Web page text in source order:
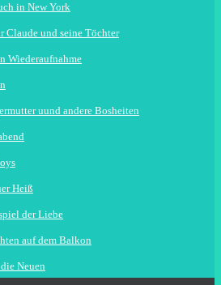
in New York
Claude und seine Töchter
Wiederaufnahme
uund andere Bosheiten
Heiß
der Liebe
auf dem Balkon
Neuen